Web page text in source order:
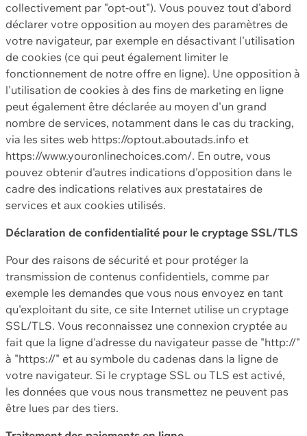
collectivement par "opt-out"). Vous pouvez tout d'abord
déclarer votre opposition au moyen des paramètres de
votre navigateur, par exemple en désactivant l'utilisation
de cookies (ce qui peut également limiter le
fonctionnement de notre offre en ligne). Une opposition à
l'utilisation de cookies à des fins de marketing en ligne
peut également être déclarée au moyen d'un grand
nombre de services, notamment dans le cas du tracking,
via les sites web https://optout.aboutads.info et
https://www.youronlinechoices.com/. En outre, vous
pouvez obtenir d'autres indications d'opposition dans le
cadre des indications relatives aux prestataires de
services et aux cookies utilisés.
Déclaration de confidentialité pour le cryptage SSL/TLS
Pour des raisons de sécurité et pour protéger la
transmission de contenus confidentiels, comme par
exemple les demandes que vous nous envoyez en tant
qu'exploitant du site, ce site Internet utilise un cryptage
SSL/TLS. Vous reconnaissez une connexion cryptée au
fait que la ligne d'adresse du navigateur passe de "http://"
à "https://" et au symbole du cadenas dans la ligne de
votre navigateur. Si le cryptage SSL ou TLS est activé,
les données que vous nous transmettez ne peuvent pas
être lues par des tiers.